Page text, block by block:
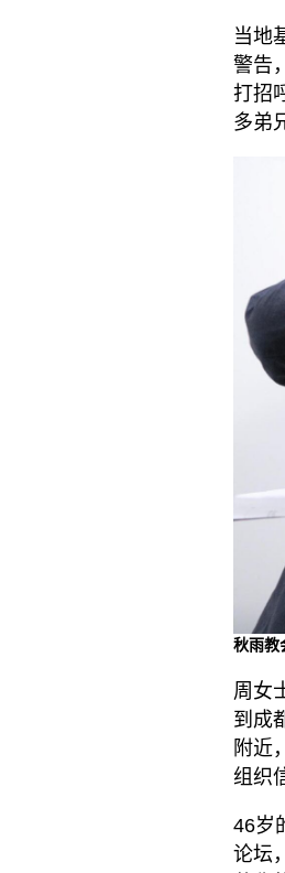
当地
警告
打招
多弟
秋雨教
周女
到成
附近
组织
46岁
论坛